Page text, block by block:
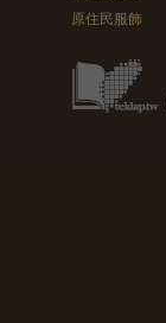
原住民服飾